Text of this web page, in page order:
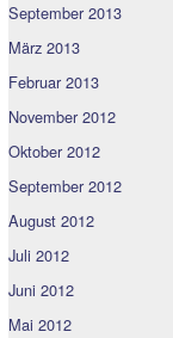
September 2013
März 2013
Februar 2013
November 2012
Oktober 2012
September 2012
August 2012
Juli 2012
Juni 2012
Mai 2012